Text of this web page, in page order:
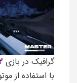
گرافیک در بازی
با استفاده از